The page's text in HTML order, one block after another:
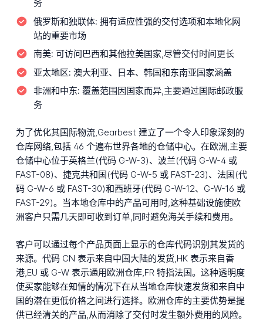
务
俄罗斯和独联体: 拥有适应性强的交付选项和本地化网
站的重要市场
南美: 可访问巴西和其他拉美国家,尽管交付时间更长
亚太地区: 澳大利亚、日本、韩国和东南亚国家涵盖
非洲和中东: 覆盖范围因国家而异,主要通过国际邮政服
务
为了优化其国际物流,Gearbest 建立了一个令人印象深刻的
仓库网络,包括 46 个遍布世界各地的仓储中心。在欧洲,主要
仓储中心位于英格兰(代码 G-W-3)、波兰(代码 G-W-4 或
FAST-08)、捷克共和国(代码 G-W-5 或 FAST-23)、法国(代
码 G-W-6 或 FAST-30)和西班牙(代码 G-W-12、G-W-16 或
FAST-29)。当本地仓库中的产品可用时,这种基础设施使欧
洲客户只需几天即可收到订单,同时避免海关手续和费用。
客户可以通过每个产品页面上显示的仓库代码识别其发货的
来源。代码 CN 表示来自中国大陆的发货,HK 表示来自香
港,EU 或 G-W 表示通用欧洲仓库,FR 特指法国。这种透明度
使买家能够在知情的情况下在从当地仓库快速发货和来自中
国的潜在更低价格之间进行选择。欧洲仓库的主要优势是提
供已经清关的产品,从而消除了交付时发生额外费用的风险。